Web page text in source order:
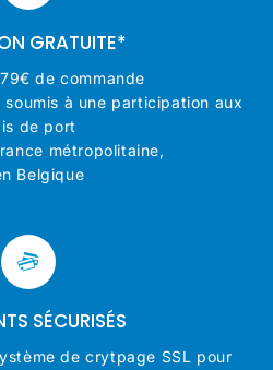
GRATUITE*
de commande
à une participation aux
de port
métropolitaine,
Belgique
SÉCURISÉS
de crytpage SSL pour